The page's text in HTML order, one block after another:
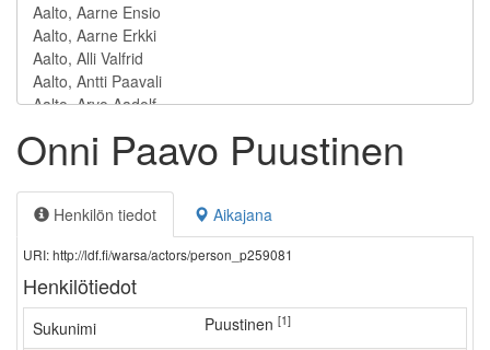
Onni Paavo Puustinen
Henkilön tiedot Aikajana
URI: http://ldf.fi/warsa/actors/person_p259081
Henkilötiedot
Sukunimi Puustinen [1]